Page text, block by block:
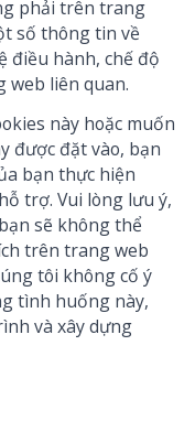
phải trên trang
số thông tin về
điều hành, chế độ
web liên quan.
này hoặc muốn
được đặt vào, bạn
bạn thực hiện
trợ. Vui lòng lưu ý,
sẽ không thể
trên trang web
tôi không cố ý
tình huống này,
và xây dựng